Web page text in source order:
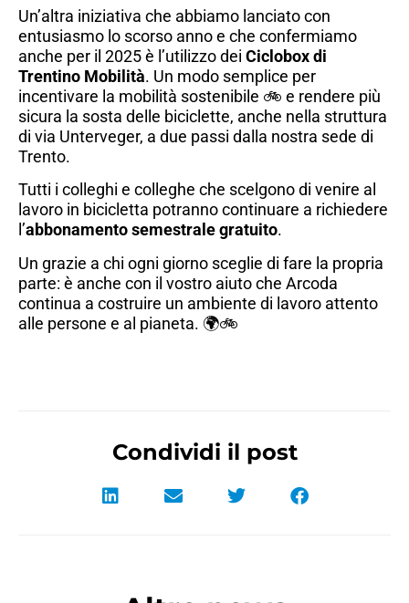
Un’altra iniziativa che abbiamo lanciato con
entusiasmo lo scorso anno e che confermiamo
anche per il 2025 è l’utilizzo dei Ciclobox di
Trentino Mobilità. Un modo semplice per
incentivare la mobilità sostenibile 🚲 e rendere più
sicura la sosta delle biciclette, anche nella struttura
di via Unterveger, a due passi dalla nostra sede di
Trento.
Tutti i colleghi e colleghe che scelgono di venire al
lavoro in bicicletta potranno continuare a richiedere
l’abbonamento semestrale gratuito.
Un grazie a chi ogni giorno sceglie di fare la propria
parte: è anche con il vostro aiuto che Arcoda
continua a costruire un ambiente di lavoro attento
alle persone e al pianeta. 🌍🚲
Condividi il post